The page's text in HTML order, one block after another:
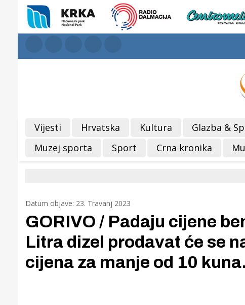
Vijesti Hrvatska Kultura Glazba &
Muzej sporta
Sport Crna kronika
Datum objave: 23. Travanj 2023
GORIVO / Padaju cijene
Litra dizel prodavat će se
cijena za manje od 10 kuna.